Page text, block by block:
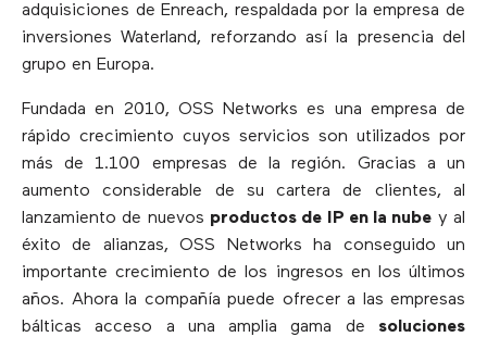
adquisiciones de Enreach, respaldada por la empresa de
inversiones Waterland, reforzando así la presencia del
grupo en Europa.
Fundada en 2010, OSS Networks es una empresa de
rápido crecimiento cuyos servicios son utilizados por
más de 1.100 empresas de la región. Gracias a un
aumento considerable de su cartera de clientes, al
lanzamiento de nuevos productos de IP en la nube y al
éxito de alianzas, OSS Networks ha conseguido un
importante crecimiento de los ingresos en los últimos
años. Ahora la compañía puede ofrecer a las empresas
bálticas acceso a una amplia gama de soluciones